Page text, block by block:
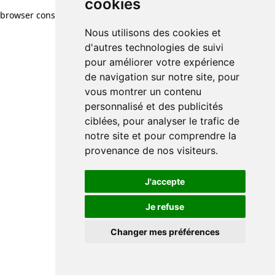
cookies
Nous utilisons des cookies et
d'autres technologies de suivi
pour améliorer votre expérience
de navigation sur notre site, pour
vous montrer un contenu
personnalisé et des publicités
ciblées, pour analyser le trafic de
notre site et pour comprendre la
provenance de nos visiteurs.
J'accepte
Je refuse
Changer mes préférences
browser console for more information)